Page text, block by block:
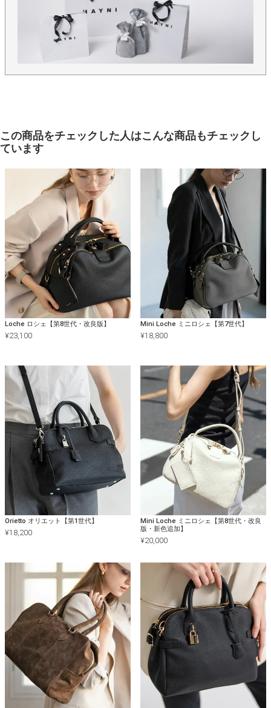
この商品をチェックした人はこんな商品もチェックし
ています
Loche ロシェ【第8世代・改良版】
¥23,100
Mini Loche ミニロシェ【第7世代】
¥18,800
Orietto オリエット【第1世代】
¥18,200
Mini Loche ミニロシェ【第8世代・改良
版・新色追加】
¥20,000